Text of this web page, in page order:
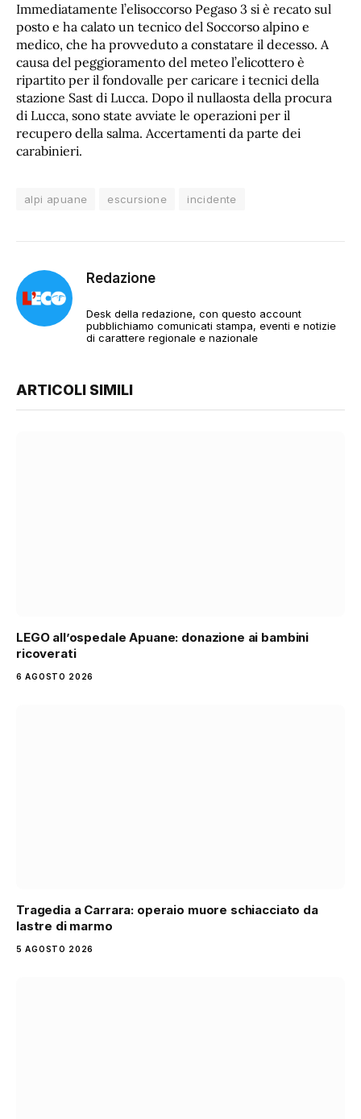
Immediatamente l’elisoccorso Pegaso 3 si è recato sul
posto e ha calato un tecnico del Soccorso alpino e
medico, che ha provveduto a constatare il decesso. A
causa del peggioramento del meteo l’elicottero è
ripartito per il fondovalle per caricare i tecnici della
stazione Sast di Lucca. Dopo il nullaosta della procura
di Lucca, sono state avviate le operazioni per il
recupero della salma. Accertamenti da parte dei
carabinieri.
alpi apuane escursione incidente
Redazione
Desk della redazione, con questo account
pubblichiamo comunicati stampa, eventi e notizie
di carattere regionale e nazionale
ARTICOLI SIMILI
LEGO all’ospedale Apuane: donazione ai bambini
ricoverati
6 AGOSTO 2026
Tragedia a Carrara: operaio muore schiacciato da
lastre di marmo
5 AGOSTO 2026